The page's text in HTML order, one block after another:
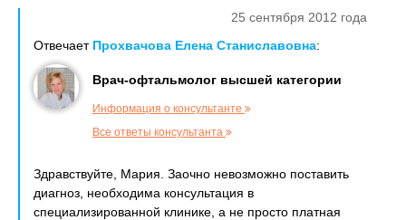
25 сентября 2012 года
Отвечает Прохвачова Елена Станиславовна:
Врач-офтальмолог высшей категории
Информация о консультанте
Все ответы консультанта
Здравствуйте, Мария. Заочно невозможно поставить
диагноз, необходима консультация в
специализированной клинике, а не просто платная